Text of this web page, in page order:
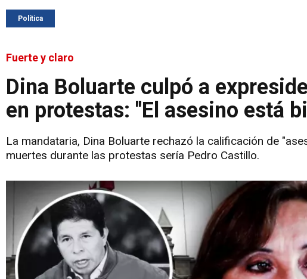
Política
Fuerte y claro
Dina Boluarte culpó a
en protestas: "El asesino está
La mandataria, Dina Boluarte rechazó la calificación de
muertes durante las protestas sería Pedro Castillo.